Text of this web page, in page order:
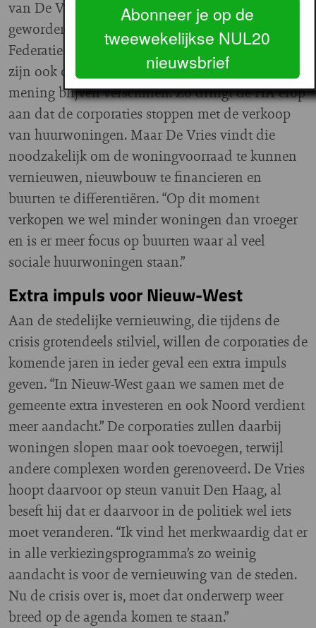
van De Vries de laatste jaren constructiever
geworden. Over veel beleidsmaatregelen zijn de
Federatie en de HA het met elkaar eens, maar er
zijn ook onderwerpen waarover de partijen van
mening blijven verschillen. Zo dringt de HA erop
aan dat de corporaties stoppen met de verkoop
van huurwoningen. Maar De Vries vindt die
noodzakelijk om de woningvoorraad te kunnen
vernieuwen, nieuwbouw te financieren en
buurten te differentiëren. “Op dit moment
verkopen we wel minder woningen dan vroeger
en is er meer focus op buurten waar al veel
sociale huurwoningen staan.”
Extra impuls voor Nieuw-West
Aan de stedelijke vernieuwing, die tijdens de
crisis grotendeels stilviel, willen de corporaties de
komende jaren in ieder geval een extra impuls
geven. “In Nieuw-West gaan we samen met de
gemeente extra investeren en ook Noord verdient
meer aandacht.” De corporaties zullen daarbij
woningen slopen maar ook toevoegen, terwijl
andere complexen worden gerenoveerd. De Vries
hoopt daarvoor op steun vanuit Den Haag, al
beseft hij dat er daarvoor in de politiek wel iets
moet veranderen. “Ik vind het merkwaardig dat er
in alle verkiezingsprogramma’s zo weinig
aandacht is voor de vernieuwing van de steden.
Nu de crisis over is, moet dat onderwerp weer
breed op de agenda komen te staan.”
Abonneer je op de
tweewekelijkse NUL20
nieuwsbrief